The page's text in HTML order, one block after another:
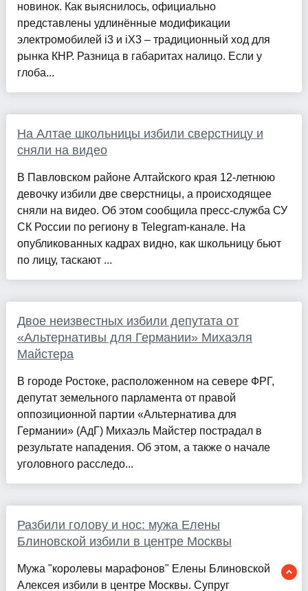
новинок. Как выяснилось, официально
представлены удлинённые модификации
электромобилей i3 и iX3 – традиционный ход для
рынка КНР. Разница в габаритах налицо. Если у
глоба...
На Алтае школьницы избили сверстницу и
сняли на видео
В Павловском районе Алтайского края 12-летнюю
девочку избили две сверстницы, а происходящее
сняли на видео. Об этом сообщила пресс-служба СУ
СК России по региону в Telegram-канале. На
опубликованных кадрах видно, как школьницу бьют
по лицу, таскают ...
Двое неизвестных избили депутата от
«Альтернативы для Германии» Михаэля
Майстера
В городе Ростоке, расположенном на севере ФРГ,
депутат земельного парламента от правой
оппозиционной партии «Альтернатива для
Германии» (АдГ) Михаэль Майстер пострадал в
результате нападения. Об этом, а также о начале
уголовного расследо...
Разбили голову и нос: мужа Елены
Блиновской избили в центре Москвы
Мужа "королевы марафонов" Елены Блиновской
Алексея избили в центре Москвы. Супруг